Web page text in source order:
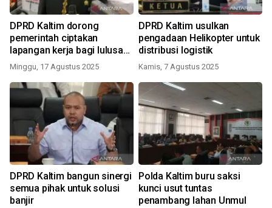
DPRD Kaltim dorong
pemerintah ciptakan
lapangan kerja bagi lulusan
baru
Minggu, 17 Agustus 2025
DPRD Kaltim usulkan
pengadaan Helikopter untuk
distribusi logistik
Kamis, 7 Agustus 2025
DPRD Kaltim bangun sinergi
semua pihak untuk solusi
banjir
Polda Kaltim buru saksi
kunci usut tuntas
penambang lahan Unmul